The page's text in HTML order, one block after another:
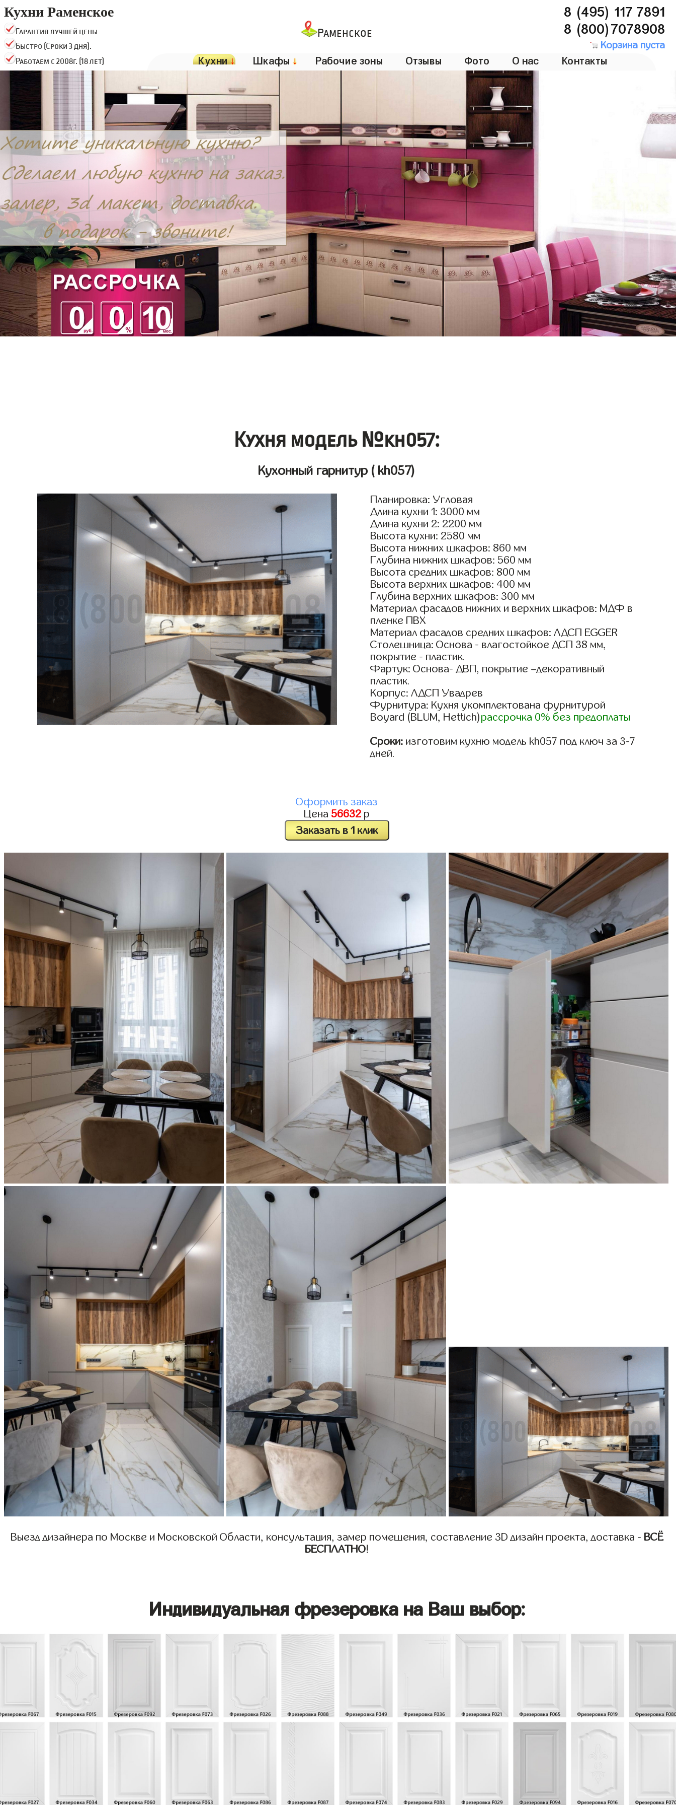
Кухни Раменское
Гарантия лучшей цены
Быстро (Сроки 3 дня).
Работаем с 2008г. (18 лет)
Раменское
8 (495) 117 7891
8 (800)7078908
Корзина пуста
Кухни↓ Шкафы ↓ Рабочие зоны Отзывы Фото О нас Контакты
Кухня модель №kh057:
Кухонный гарнитур ( kh057)
Планировка: Угловая
Длина кухни 1: 3000 мм
Длина кухни 2: 2200 мм
Высота кухни: 2580 мм
Высота нижних шкафов: 860 мм
Глубина нижних шкафов: 560 мм
Высота средних шкафов: 800 мм
Высота верхних шкафов: 400 мм
Глубина верхних шкафов: 300 мм
Материал фасадов нижних и верхних шкафов: МДФ в
пленке ПВХ
Материал фасадов средних шкафов: ЛДСП EGGER
Столешница: Основа - влагостойкое ДСП 38 мм,
покрытие - пластик.
Фартук: Основа- ДВП, покрытие –декоративный
пластик.
Корпус: ЛДСП Увадрев
Фурнитура: Кухня укомплектована фурнитурой
Boyard (BLUM, Hettich)рассрочка 0% без предоплаты
Сроки: изготовим кухню модель kh057 под ключ за 3-7
дней.
Оформить заказ
Цена 56632 р
Заказать в 1 клик
Выезд дизайнера по Москве и Московской Области, консультация, замер помещения, составление 3D дизайн проекта, доставка - ВСЁ
БЕСПЛАТНО!
Индивидуальная фрезеровка на Ваш выбор: